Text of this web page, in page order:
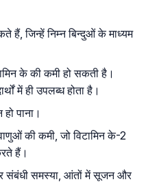
हैं, जिन्हें निम्न बिन्दुओं के माध्यम
के की कमी हो सकती है।
में ही उपलब्ध होता है।
पाना।
की कमी, जो विटामिन के-2
हैं।
संबंधी समस्या, आंतों में सूजन और